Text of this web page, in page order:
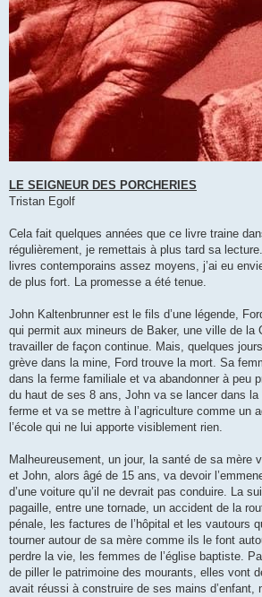
LE SEIGNEUR DES PORCHERIES
Tristan Egolf
Cela fait quelques années que ce livre traine
régulièrement, je remettais à plus tard sa
livres contemporains assez moyens, j’ai eu
de plus fort. La promesse a été tenue.
John Kaltenbrunner est le fils d’une légende,
qui permit aux mineurs de Baker, une ville de la
travailler de façon continue. Mais, quelques
grève dans la mine, Ford trouve la mort. Sa
dans la ferme familiale et va abandonner à peu
du haut de ses 8 ans, John va se lancer dans la
ferme et va se mettre à l’agriculture comme un
l’école qui ne lui apporte visiblement rien.
Malheureusement, un jour, la santé de sa mère
et John, alors âgé de 15 ans, va devoir
d’une voiture qu’il ne devrait pas conduire. La
pagaille, entre une tornade, un accident de la
pénale, les factures de l’hôpital et les vautours
tourner autour de sa mère comme ils le font
perdre la vie, les femmes de l’église baptiste.
de piller le patrimoine des mourants, elles vont
avait réussi à construire de ses mains d’enfant,